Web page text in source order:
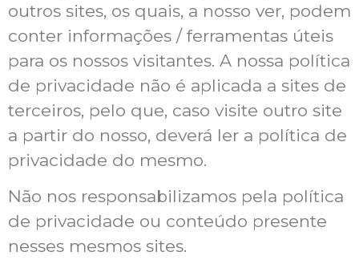
outros sites, os quais, a nosso ver, podem
conter informações / ferramentas úteis
para os nossos visitantes. A nossa política
de privacidade não é aplicada a sites de
terceiros, pelo que, caso visite outro site
a partir do nosso, deverá ler a política de
privacidade do mesmo.
Não nos responsabilizamos pela política
de privacidade ou conteúdo presente
nesses mesmos sites.